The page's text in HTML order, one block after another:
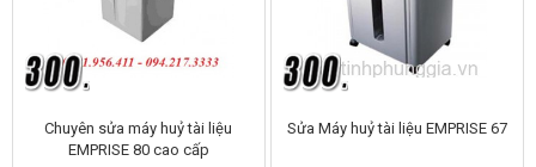
Chuyên sửa máy huỷ tài liệu
EMPRISE 80 cao cấp
Sửa Máy huỷ tài liệu EMPRISE 67